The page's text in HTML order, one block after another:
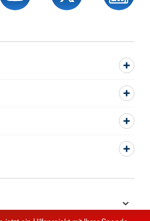
zu